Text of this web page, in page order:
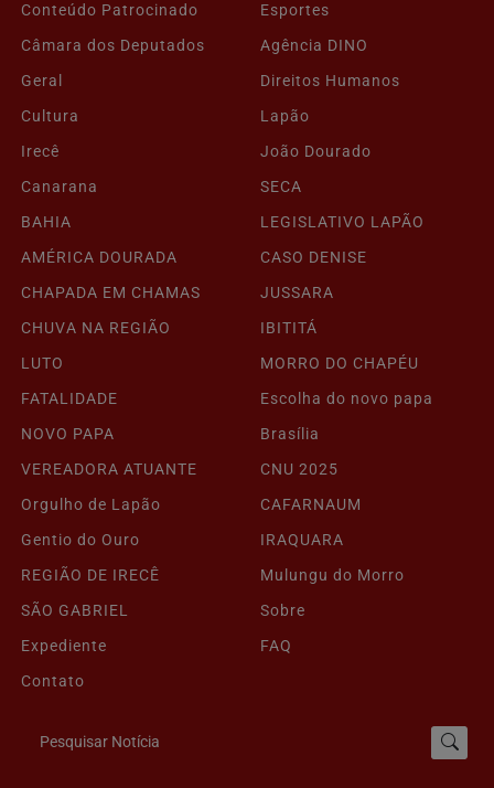
Conteúdo Patrocinado
Esportes
Câmara dos Deputados
Agência DINO
Geral
Direitos Humanos
Cultura
Lapão
Irecê
João Dourado
Canarana
SECA
BAHIA
LEGISLATIVO LAPÃO
AMÉRICA DOURADA
CASO DENISE
CHAPADA EM CHAMAS
JUSSARA
CHUVA NA REGIÃO
IBITITÁ
LUTO
MORRO DO CHAPÉU
FATALIDADE
Escolha do novo papa
NOVO PAPA
Brasília
VEREADORA ATUANTE
CNU 2025
Orgulho de Lapão
CAFARNAUM
Gentio do Ouro
IRAQUARA
REGIÃO DE IRECÊ
Mulungu do Morro
SÃO GABRIEL
Sobre
Expediente
FAQ
Contato
Pesquisar Notícia